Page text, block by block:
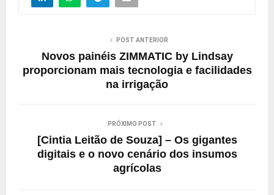
POST ANTERIOR
Novos painéis ZIMMATIC by Lindsay
proporcionam mais tecnologia e facilidades
na irrigação
PRÓXIMO POST
[Cintia Leitão de Souza] – Os gigantes
digitais e o novo cenário dos insumos
agrícolas